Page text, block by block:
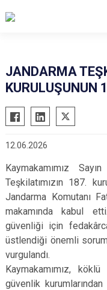
Ağlasun
Altınyayla
Çavdır
Çeltikçi
JANDARMA
KURULUŞUNUN
12.06.2026
Kaymakamımız
Teşkilatımızın 187.
Jandarma Komutanı
makamında kabul
güvenliği için
üstlendiği önemli
vurgulandı.
Kaymakamımız,
güvenlik